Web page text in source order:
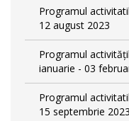
Programul
12 august 2023
Programul
ianuarie - 03
Programul
15 septembrie 2023